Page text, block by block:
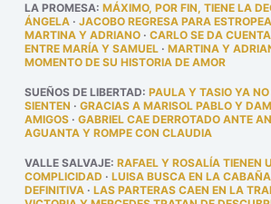
LA PROMESA: MÁXIMO, POR FIN, TIENE LA
ÁNGELA· JACOBO REGRESA PARA
MARTINA Y ADRIANO· CARLO SE DA
ENTRE MARÍA Y SAMUEL· MARTINA Y
MOMENTO DE SU HISTORIA DE AMOR
SUEÑOS DE LIBERTAD: PAULA Y TASIO YA
SIENTEN · GRACIAS A MARISOL PABLO Y
AMIGOS· GABRIEL CAE DERROTADO ANTE
AGUANTA Y ROMPE CON CLAUDIA
VALLE SALVAJE: RAFAEL Y ROSALÍA TIENEN
COMPLICIDAD · LUISA BUSCA EN LA
DEFINITIVA· LAS PARTERAS CAEN EN LA